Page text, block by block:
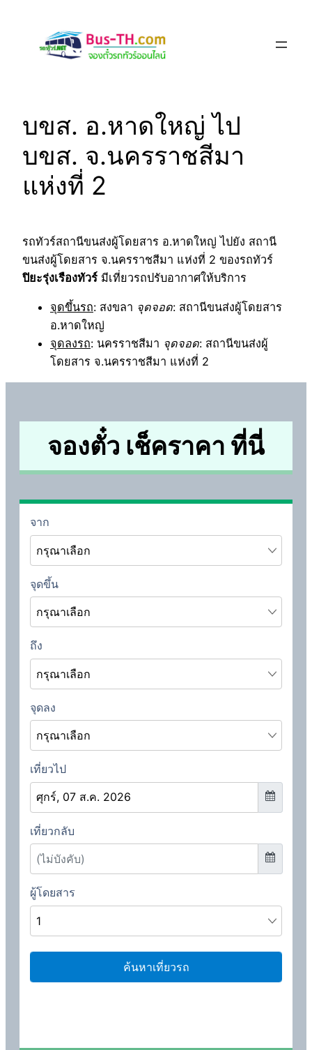
content
บขส. อ.หาดใหญ่ ไป
บขส. จ.นครราชสีมา
แห่งที่ 2
รถทัวร์สถานีขนส่งผู้โดยสาร อ.หาดใหญ่ ไปยัง สถานี
ขนส่งผู้โดยสาร จ.นครราชสีมา แห่งที่ 2 ของรถทัวร์
ปิยะรุ่งเรืองทัวร์ มีเที่ยวรถปรับอากาศให้บริการ
จุดขึ้นรถ: สงขลา จุดจอด: สถานีขนส่งผู้โดยสาร
อ.หาดใหญ่
จุดลงรถ: นครราชสีมา จุดจอด: สถานีขนส่งผู้
โดยสาร จ.นครราชสีมา แห่งที่ 2
จองตั๋ว เช็คราคา ที่นี่